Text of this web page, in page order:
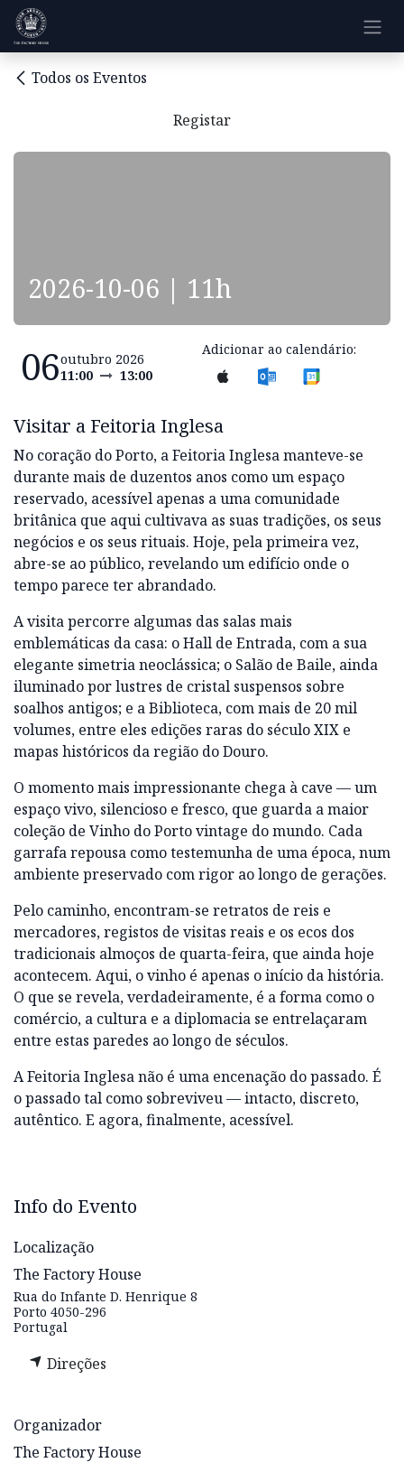
Pular para o conteúdo
Todos os Eventos
Registar
2026-10-06 | 11h
06outubro 2026
11:00
13:00
Adicionar ao calendário:
Visitar a Feitoria Inglesa
No coração do Porto, a Feitoria Inglesa manteve-se
durante mais de duzentos anos como um espaço
reservado, acessível apenas a uma comunidade
britânica que aqui cultivava as suas tradições, os seus
negócios e os seus rituais. Hoje, pela primeira vez,
abre-se ao público, revelando um edifício onde o
tempo parece ter abrandado.
A visita percorre algumas das salas mais
emblemáticas da casa: o Hall de Entrada, com a sua
elegante simetria neoclássica; o Salão de Baile, ainda
iluminado por lustres de cristal suspensos sobre
soalhos antigos; e a Biblioteca, com mais de 20 mil
volumes, entre eles edições raras do século XIX e
mapas históricos da região do Douro.
O momento mais impressionante chega à cave — um
espaço vivo, silencioso e fresco, que guarda a maior
coleção de Vinho do Porto vintage do mundo. Cada
garrafa repousa como testemunha de uma época, num
ambiente preservado com rigor ao longo de gerações.
Pelo caminho, encontram-se retratos de reis e
mercadores, registos de visitas reais e os ecos dos
tradicionais almoços de quarta-feira, que ainda hoje
acontecem. Aqui, o vinho é apenas o início da história.
O que se revela, verdadeiramente, é a forma como o
comércio, a cultura e a diplomacia se entrelaçaram
entre estas paredes ao longo de séculos.
A Feitoria Inglesa não é uma encenação do passado. É
o passado tal como sobreviveu — intacto, discreto,
autêntico. E agora, finalmente, acessível.
Info do Evento
Localização
The Factory House
Rua do Infante D. Henrique 8
Porto 4050-296
Portugal
Direções
Organizador
The Factory House